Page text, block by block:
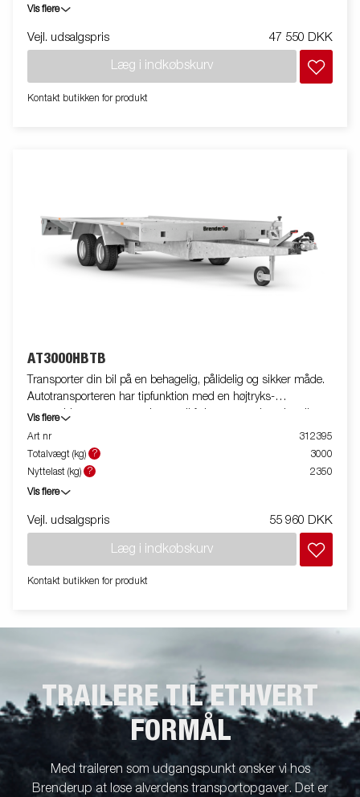
af tilbehør til at udstyre ATHB til at dække dine behov.
Vis flere
Vejl. udsalgspris 47 550 DKK
Læg i indkøbskurv
Kontakt butikken for produkt
AT3000HBTB
Transporter din bil på en behagelig, pålidelig og sikker måde.
Autotransporteren har tipfunktion med en højtryks-
gasstøddæmper og er velegnet til f.eks. autoværksteder eller
bilentusiaster. Kombinationen af tip og rampe (inkluderet som
standard) giver en lav læssevinkel, når du læsser din bil. De
brede ramper på bundpladen og den lave læssevinkel gør det
af tilbehør til at udstyre ATHB til at dække dine behov.
Vis flere
Art nr
312395
Totalvægt (kg)
?
3000
Nyttelast (kg)
? 2350
Vis flere
Vejl. udsalgspris 55 960 DKK
Læg i indkøbskurv
Kontakt butikken for produkt
TRAILERE TIL ETHVERT
FORMÅL
Med traileren som udgangspunkt ønsker vi hos
Brenderup at løse alverdens transportopgaver. Det er